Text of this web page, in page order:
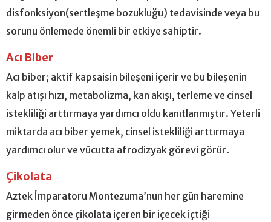
disfonksiyon(sertleşme bozukluğu) tedavisinde veya bu
sorunu önlemede önemli bir etkiye sahiptir.
Acı Biber
Acı biber; aktif kapsaisin bileşeni içerir ve bu bileşenin
kalp atışı hızı, metabolizma, kan akışı, terleme ve cinsel
istekliliği arttırmaya yardımcı oldu kanıtlanmıştır. Yeterli
miktarda acı biber yemek, cinsel istekliliği arttırmaya
yardımcı olur ve vücutta afrodizyak görevi görür.
Çikolata
Aztek İmparatoru Montezuma’nun her gün haremine
girmeden önce çikolata içeren bir içecek içtiği